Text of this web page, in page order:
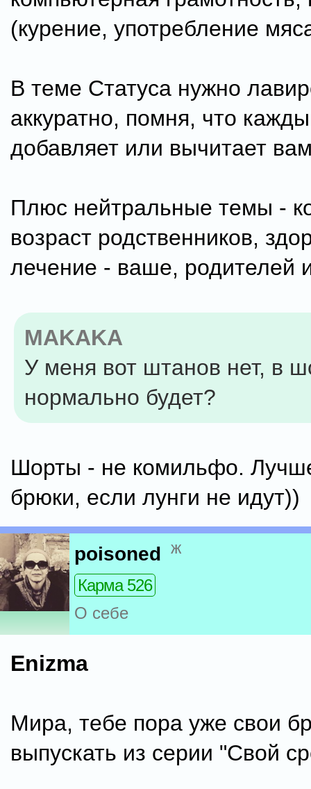
(курение, употребление
В теме Статуса нужно
аккуратно, помня, что
добавляет или вычитает
Плюс нейтральные темы -
возраст родственников,
лечение - ваше, родителей
MAKAKA
У меня вот штанов нет, в
нормально будет?
Шорты - не комильфо.
брюки, если лунги не идут))
poisoned ж
Карма 526
О себе
Enizma
Мира, тебе пора уже свои
выпускать из серии "Свой